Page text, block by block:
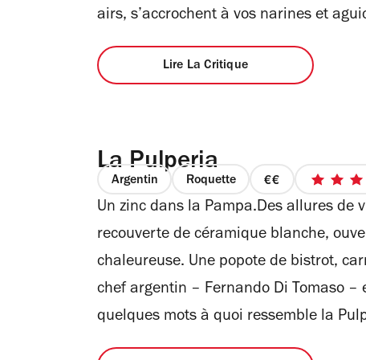
airs, s’accrochent à vos narines et
Lire La Critique
La Pulperia
Argentin Roquette
prix
2
sur
5
Un zinc dans la Pampa.Des allures de
recouverte de céramique blanche,
chaleureuse. Une popote de bistrot,
chef argentin – Fernando Di Tomaso
quelques mots à quoi ressemble la